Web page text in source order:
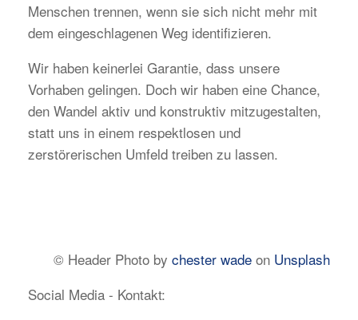
Menschen trennen, wenn sie sich nicht mehr mit
dem eingeschlagenen Weg identifizieren.
Wir haben keinerlei Garantie, dass unsere
Vorhaben gelingen. Doch wir haben eine Chance,
den Wandel aktiv und konstruktiv mitzugestalten,
statt uns in einem respektlosen und
zerstörerischen Umfeld treiben zu lassen.
© Header Photo by chester wade on Unsplash
Social Media - Kontakt: